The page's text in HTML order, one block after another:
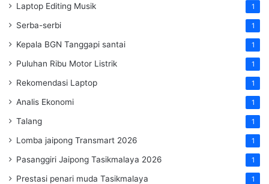
Laptop Editing Musik 1
Serba-serbi 1
Kepala BGN Tanggapi santai 1
Puluhan Ribu Motor Listrik 1
Rekomendasi Laptop 1
Analis Ekonomi 1
Talang 1
Lomba jaipong Transmart 2026 1
Pasanggiri Jaipong Tasikmalaya 2026 1
Prestasi penari muda Tasikmalaya 1